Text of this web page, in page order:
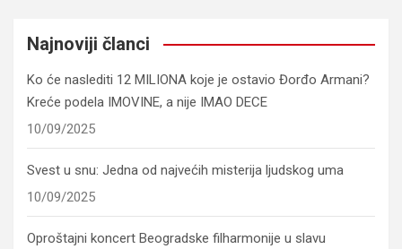
Najnoviji članci
Ko će naslediti 12 MILIONA koje je ostavio Đorđo Armani?
Kreće podela IMOVINE, a nije IMAO DECE
10/09/2025
Svest u snu: Jedna od najvećih misterija ljudskog uma
10/09/2025
Oproštajni koncert Beogradske filharmonije u slavu